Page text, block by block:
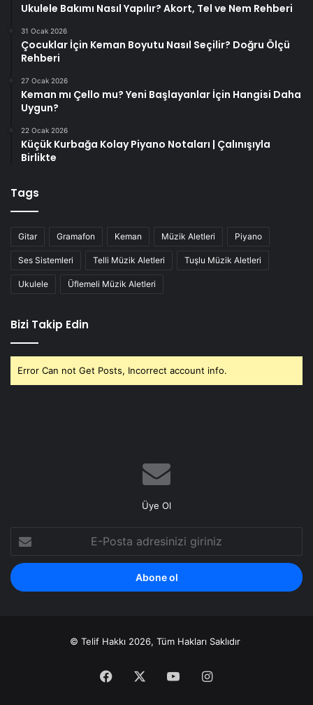
Ukulele Bakımı Nasıl Yapılır? Akort, Tel ve Nem Rehberi
31 Ocak 2026
Çocuklar İçin Keman Boyutu Nasıl Seçilir? Doğru Ölçü
Rehberi
27 Ocak 2026
Keman mı Çello mu? Yeni Başlayanlar İçin Hangisi Daha
Uygun?
22 Ocak 2026
Küçük Kurbağa Kolay Piyano Notaları | Çalınışıyla
Birlikte
Tags
Gitar Gramafon Keman Müzik Aletleri Piyano
Ses Sistemleri Telli Müzik Aletleri Tuşlu Müzik Aletleri
Ukulele Üflemeli Müzik Aletleri
Bizi Takip Edin
Error Can not Get Posts, Incorrect account info.
Üye Ol
Posta
adresinizi
giriniz
© Telif Hakkı 2026, Tüm Hakları Saklıdır
Facebook YouTubeInstagram